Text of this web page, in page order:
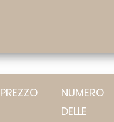
PREZZO
NUMERO
DELLE